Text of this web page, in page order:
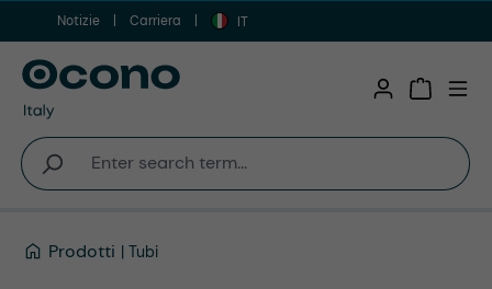
Vai al contenuto principale
Notizie Carriera IT
Prodotti Tubi